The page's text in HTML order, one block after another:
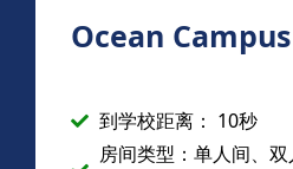
Ocean Campus
到学校距离： 10秒
房间类型：单人间、